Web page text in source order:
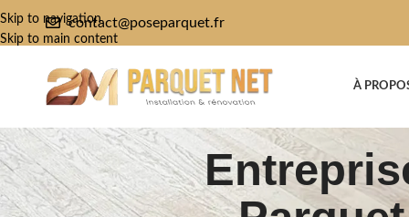
Skip to navigation
Skip to main content
contact@poseparquet.fr
À